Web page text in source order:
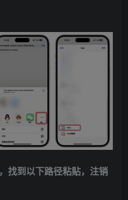
找到以下路径粘贴，注销